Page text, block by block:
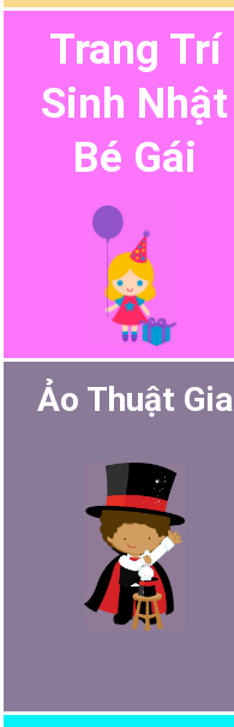
Trang Trí
Sinh Nhật
Bé Gái
Ảo Thuật Gia